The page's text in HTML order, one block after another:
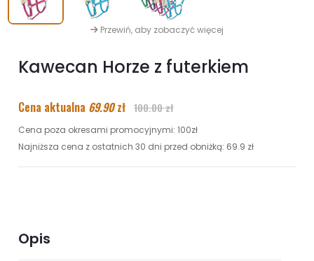
Przewiń, aby zobaczyć więcej
Kawecan Horze z futerkiem
Cena aktualna 69.90zł 100.00 zł
Cena poza okresami promocyjnymi: 100zł
Najniższa cena z ostatnich 30 dni przed obniżką: 69.9 zł
Opis